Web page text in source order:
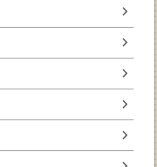
chevron_right
chevron_right
chevron_right
chevron_right
chevron_right